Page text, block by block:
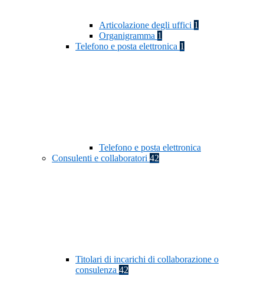
Articolazione degli uffici 1
Organigramma 1
Telefono e posta elettronica 1
Telefono e posta elettronica
Consulenti e collaboratori 42
Titolari di incarichi di collaborazione o
consulenza 42